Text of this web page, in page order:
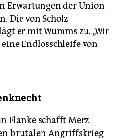
Erwartungen der Union
Die von Scholz
er mit Wumms zu. „Wir
Endlosschleife von
Flanke schafft Merz
brutalen Angriffskrieg